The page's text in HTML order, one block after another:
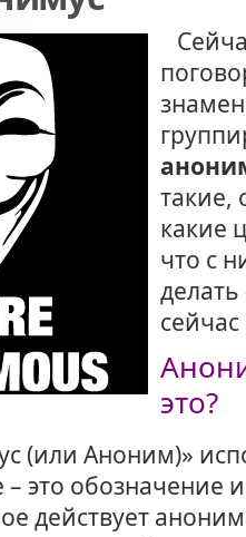
такие,
какие
что с
это?
(или Аноним)»
это обозначение
действует